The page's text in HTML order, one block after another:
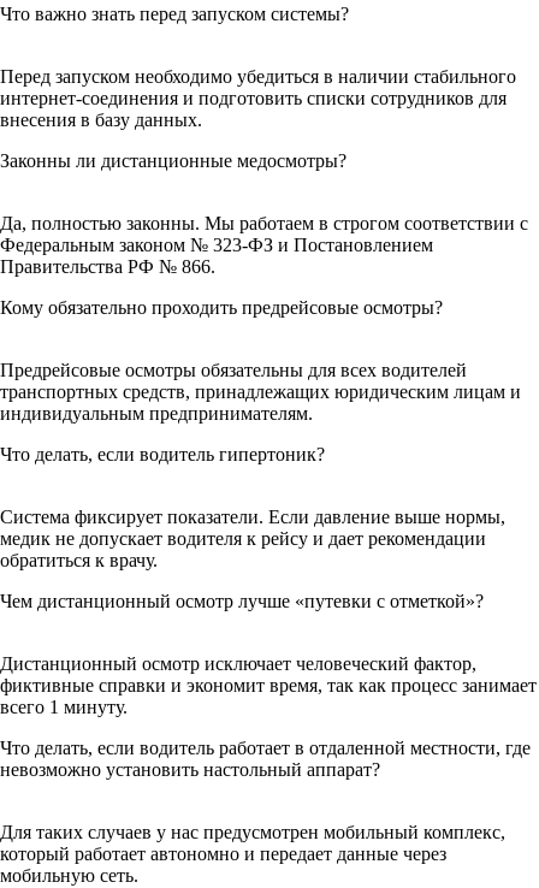
Что важно знать перед запуском системы?
Перед запуском необходимо убедиться в наличии стабильного
интернет-соединения и подготовить списки сотрудников для
внесения в базу данных.
Законны ли дистанционные медосмотры?
Да, полностью законны. Мы работаем в строгом соответствии с
Федеральным законом № 323-ФЗ и Постановлением
Правительства РФ № 866.
Кому обязательно проходить предрейсовые осмотры?
Предрейсовые осмотры обязательны для всех водителей
транспортных средств, принадлежащих юридическим лицам и
индивидуальным предпринимателям.
Что делать, если водитель гипертоник?
Система фиксирует показатели. Если давление выше нормы,
медик не допускает водителя к рейсу и дает рекомендации
обратиться к врачу.
Чем дистанционный осмотр лучше «путевки с отметкой»?
Дистанционный осмотр исключает человеческий фактор,
фиктивные справки и экономит время, так как процесс занимает
всего 1 минуту.
Что делать, если водитель работает в отдаленной местности, где
невозможно установить настольный аппарат?
Для таких случаев у нас предусмотрен мобильный комплекс,
который работает автономно и передает данные через
мобильную сеть.